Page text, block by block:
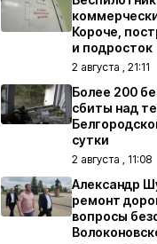
Короче,
и подросток
2 августа , 21:11
Более 200
сбиты над
сутки
2 августа , 11:08
Александр
ремонт
вопросы